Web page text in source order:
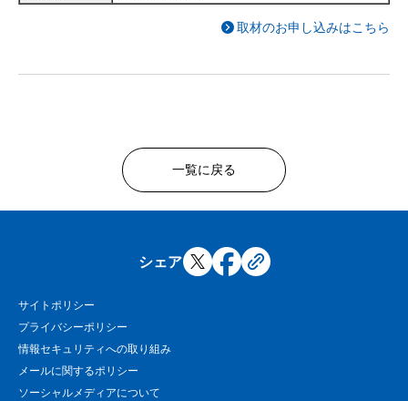
取材のお申し込みはこちら
一覧に戻る
シェア
サイトポリシー
プライバシーポリシー
情報セキュリティへの取り組み
メールに関するポリシー
ソーシャルメディアについて